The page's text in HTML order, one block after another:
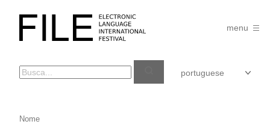
FILE
FESTIVAL
menu
FILE
Nome